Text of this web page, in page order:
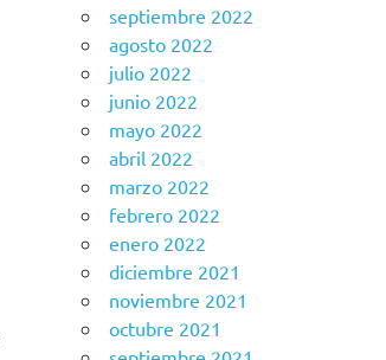
septiembre 2022
agosto 2022
julio 2022
junio 2022
mayo 2022
abril 2022
marzo 2022
febrero 2022
enero 2022
diciembre 2021
noviembre 2021
octubre 2021